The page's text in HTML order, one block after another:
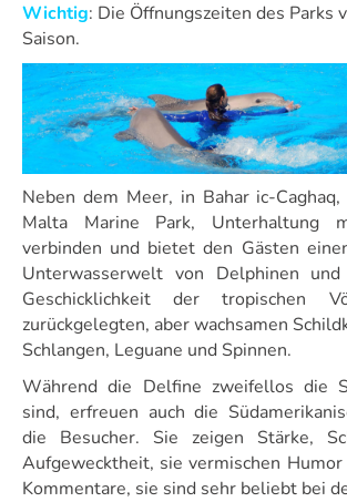
Wichtig: Die Öffnungszeiten des Parks
Saison.
Neben dem Meer, in Bahar ic-
Malta Marine Park, Unterhaltung
verbinden und bietet den Gästen
Unterwasserwelt von Delphinen
Geschicklichkeit der tropischen
zurückgelegten, aber wachsamen
Schlangen, Leguane und Spinnen.
Während die Delfine zweifellos die
sind, erfreuen auch die
die Besucher. Sie zeigen Stärke,
Aufgewecktheit, sie vermischen
Kommentare, sie sind sehr beliebt bei